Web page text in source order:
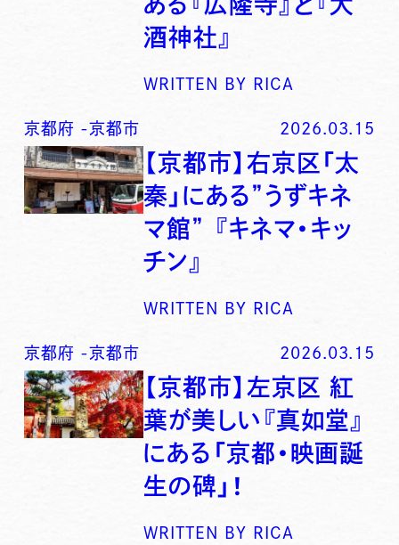
酒神社』
WRITTEN BY RICA
京都府 -京都市 2026.03.15
【京都市】右京区「太
秦」にある”うずキネ
マ館” 『キネマ・キッ
チン』
WRITTEN BY RICA
京都府 -京都市 2026.03.15
【京都市】左京区 紅
葉が美しい『真如堂』
にある「京都・映画誕
生の碑」！
WRITTEN BY RICA